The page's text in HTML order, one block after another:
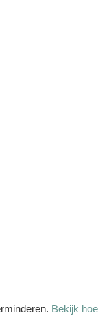
Bekijk hoe